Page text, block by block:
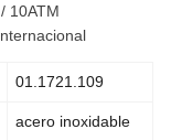
10ATM
01.1721.109
acero inoxidable